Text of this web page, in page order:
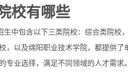
校有哪些
生中包含以下三类院校：综合类院
，以及绵阳职业技术学院，都提供
专业选择，满足不同领域的人才需求。